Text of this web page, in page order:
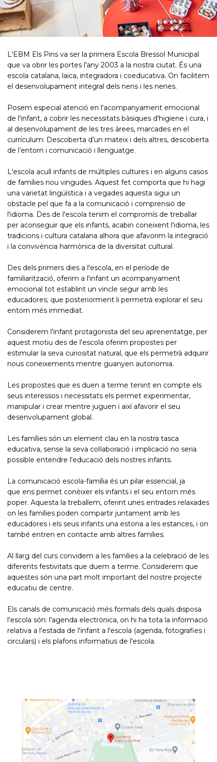
L'EBM Els Pins va ser la primera Escola Bressol Municipal
que va obrir les portes l'any 2003 a la nostra ciutat. És una
escola catalana, laica, integradora i coeducativa. On facilitem
el desenvolupament integral dels nens i les nenes.
Posem especial atenció en l'acompanyament emocional
de l'infant, a cobrir les necessitats bàsiques d'higiene i cura, i
al desenvolupament de les tres àrees, marcades en el
currículum: Descoberta d’un mateix i dels altres, descoberta
de l’entorn i comunicació i llenguatge.
L'escola acull infants de múltiples cultures i en alguns casos
de famílies nou vingudes. Aquest fet comporta que hi hagi
una varietat lingüística i a vegades aquesta sigui un
obstacle pel que fa a la comunicació i comprensió de
l'idioma. Des de l'escola tenim el compromís de treballar
per aconseguir que els infants, acabin coneixent l'idioma, les
tradicions i cultura catalana alhora que afavorim la integració
i la convivència harmònica de la diversitat cultural.
Des dels primers dies a l'escola, en el període de
familiarització, oferim a l'infant un acompanyament
emocional tot establint un vincle segur amb les
educadores; que posteriorment li permetrà explorar el seu
entorn més immediat.
Considerem l'infant protagonista del seu aprenentatge, per
aquest motiu des de l'escola oferim propostes per
estimular la seva curiositat natural, que els permetrà adquirir
nous coneixements mentre guanyen autonomia.
Les propostes que es duen a terme tenint en compte els
seus interessos i necessitats els permet experimentar,
manipular i crear mentre juguen i així afavorir el seu
desenvolupament global.
Les famílies són un element clau en la nostra tasca
educativa, sense la seva col·laboració i implicació no seria
possible entendre l'educació dels nostres infants.
La comunicació escola-família és un pilar essencial, ja
que ens permet conèixer els infants i el seu entorn més
poper. Aquesta la treballem, oferint unes entrades relaxades
on les famílies poden compartir juntament amb les
educadores i els seus infants una estona a les estances, i on
també entren en contacte amb altres famílies.
Al llarg del curs convidem a les famílies a la celebració de les
diferents festivitats que duem a terme. Considerem que
aquestes són una part molt important del nostre projecte
educatiu de centre.
Els canals de comunicació més formals dels quals disposa
l'escola són: l'agenda electrònica, on hi ha tota la informació
relativa a l'estada de l'infant a l'escola (agenda, fotografies i
circulars) i els plafons informatius de l'escola.